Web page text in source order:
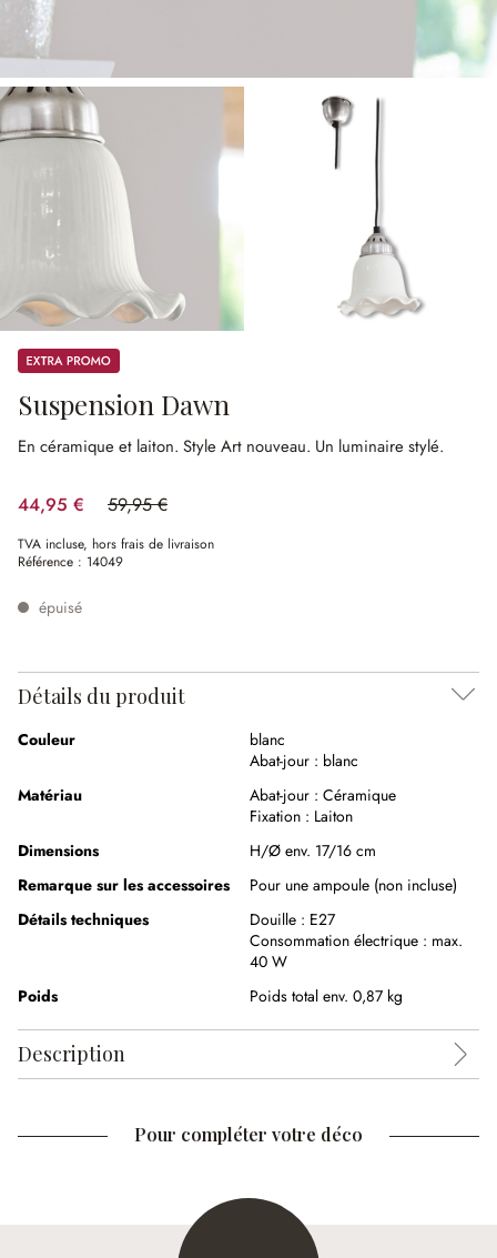
Promos
Suspension Dawn
En céramique et laiton. Style Art nouveau. Un luminaire stylé.
44,95 € 59,95 €
(25.02%spared)
TVA incluse, hors frais de livraison
Référence : 14049
épuisé
Détails du produit
Couleur
blanc
Abat-jour : blanc
Matériau
Abat-jour : Céramique
Fixation : Laiton
Dimensions
H/Ø env. 17/16 cm
Remarque sur les accessoires
Pour une ampoule (non incluse)
Détails techniques
Douille : E27
Consommation électrique : max.
40 W
Poids
Poids total env. 0,87 kg
Description
Pour compléter votre déco